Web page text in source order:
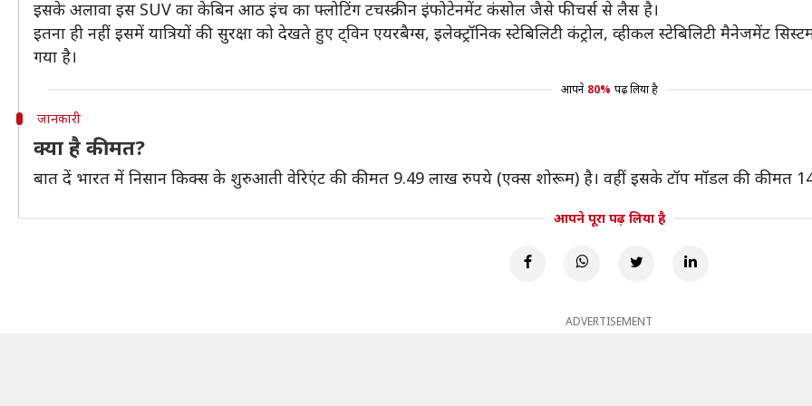
इसके अलावा इस SUV का केबिन आठ इंच का फ्लोटिंग टचस्क्रीन इंफोटेनमेंट कंसोल जैसे फीचर्स से लैस है।
इतना ही नहीं इसमें यात्रियों की सुरक्षा को देखते हुए ट्विन एयरबैग्स, इलेक्ट्रॉनिक स्टेबिलिटी कंट्रोल, व्हीकल स्टेबिलिटी मैनेजमेंट
गया है।
आपने 80% पढ़ लिया है
जानकारी
क्या है कीमत?
बात दें भारत में निसान किक्स के शुरुआती वेरिएंट की कीमत 9.49 लाख रुपये (एक्स शोरूम) है। वहीं इसके टॉप मॉडल की कीमत
आपने पूरा पढ़ लिया है
ADVERTISEMENT